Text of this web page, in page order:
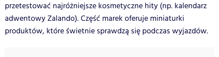
przetestować najróżniejsze kosmetyczne hity (np. kalendarz
adwentowy Zalando). Część marek oferuje miniaturki
produktów, które świetnie sprawdzą się podczas wyjazdów.